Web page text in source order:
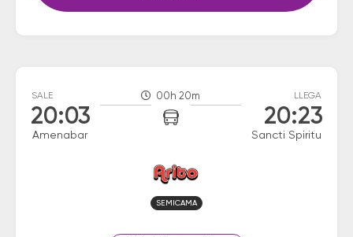
SALE
20:03
Amenabar
00h 20m LLEGA
20:23
Sancti Spiritu
SEMICAMA